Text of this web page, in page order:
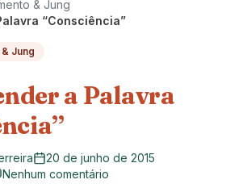
& Jung
“Consciência”
Jung
a Palavra
20 de junho de 2015
Nenhum comentário